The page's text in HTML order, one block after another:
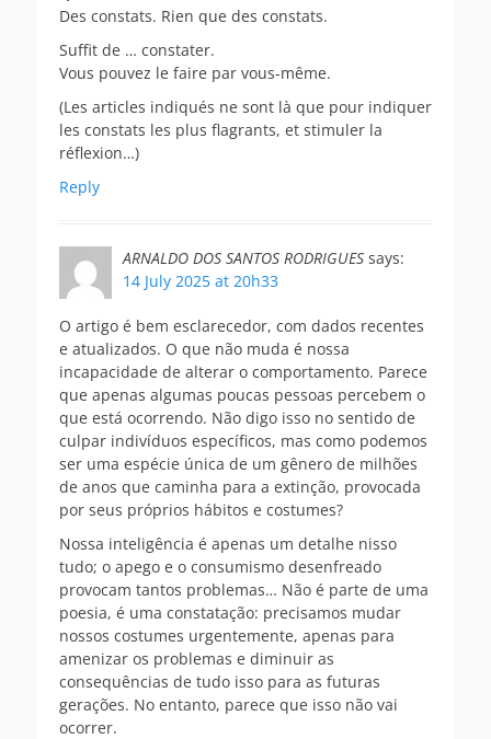
Des constats. Rien que des constats.
Suffit de … constater.
Vous pouvez le faire par vous-même.
(Les articles indiqués ne sont là que pour indiquer
les constats les plus flagrants, et stimuler la
réflexion…)
Reply
ARNALDO DOS SANTOS RODRIGUES says:
14 July 2025 at 20h33
O artigo é bem esclarecedor, com dados recentes
e atualizados. O que não muda é nossa
incapacidade de alterar o comportamento. Parece
que apenas algumas poucas pessoas percebem o
que está ocorrendo. Não digo isso no sentido de
culpar indivíduos específicos, mas como podemos
ser uma espécie única de um gênero de milhões
de anos que caminha para a extinção, provocada
por seus próprios hábitos e costumes?
Nossa inteligência é apenas um detalhe nisso
tudo; o apego e o consumismo desenfreado
provocam tantos problemas… Não é parte de uma
poesia, é uma constatação: precisamos mudar
nossos costumes urgentemente, apenas para
amenizar os problemas e diminuir as
consequências de tudo isso para as futuras
gerações. No entanto, parece que isso não vai
ocorrer.